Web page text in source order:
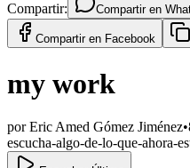
Compartir: Compartir en
Compartir en Facebook
my work
porEric Amed Gómez Jiménez•
escucha-algo-de-lo-que-ahora-